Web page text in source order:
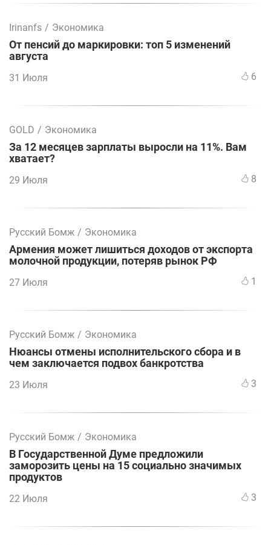
Irinanfs / Экономика
От пенсий до маркировки: топ 5 изменений
августа
31 Июля 6
GOLD / Экономика
За 12 месяцев зарплаты выросли на 11%. Вам
хватает?
29 Июля 8
Русский Бомж / Экономика
Армения может лишиться доходов от экспорта
молочной продукции, потеряв рынок РФ
27 Июля 1
Русский Бомж / Экономика
Нюансы отмены исполнительского сбора и в
чем заключается подвох банкротства
23 Июля 3
Русский Бомж / Экономика
В Государственной Думе предложили
заморозить цены на 15 социально значимых
продуктов
22 Июля 3